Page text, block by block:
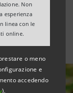
Non
esperienza
linea con le
online.
o meno
e
accedendo
).